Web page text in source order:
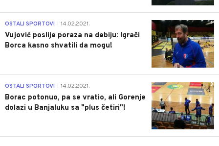
1
OSTALI SPORTOVI 14.02.2021.
Vujović poslije poraza na debiju: Igrači
Borca kasno shvatili da mogu!
3
OSTALI SPORTOVI 14.02.2021.
Borac potonuo, pa se vratio, ali Gorenje
dolazi u Banjaluku sa "plus četiri"!